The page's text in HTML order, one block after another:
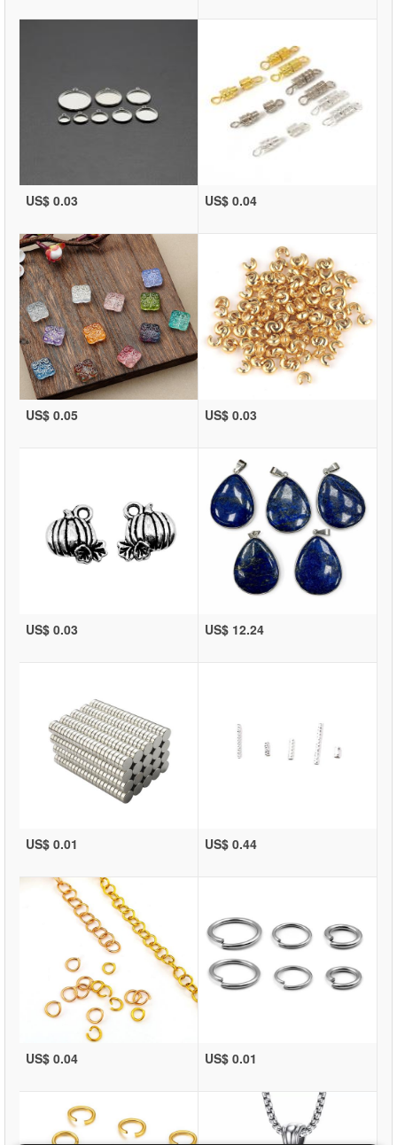
US$ 0.03 US$ 0.04
US$ 0.05 US$ 0.03
US$ 0.03 US$ 12.24
US$ 0.01 US$ 0.44
US$ 0.04 US$ 0.01